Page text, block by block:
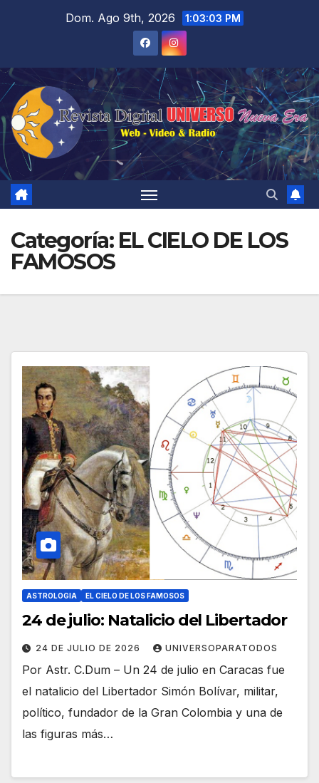
Dom. Ago 9th, 2026 1:03:05 PM
Categoría: EL CIELO DE LOS
FAMOSOS
ASTROLOGIA EL CIELO DE LOS FAMOSOS
24 de julio: Natalicio del Libertador
24 DE JULIO DE 2026 UNIVERSOPARATODOS
Por Astr. C.Dum – Un 24 de julio en Caracas fue
el natalicio del Libertador Simón Bolívar, militar,
político, fundador de la Gran Colombia y una de
las figuras más…